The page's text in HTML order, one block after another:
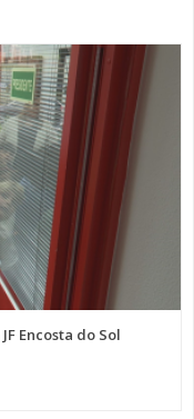
Encosta do Sol